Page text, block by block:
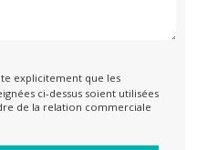
explicitement que les
ci-dessus soient utilisées
de la relation commerciale